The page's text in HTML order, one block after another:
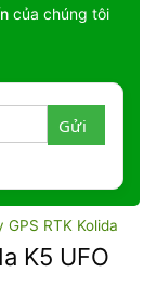
của chúng tôi
GPS RTK Kolida
K5 UFO